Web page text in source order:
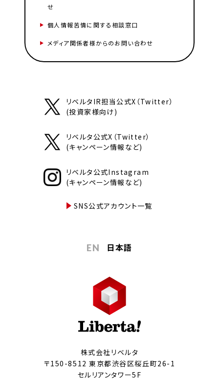
せ
個人情報苦情に関する相談窓口
メディア関係者様からのお問い合わせ
リベルタIR担当公式X（Twitter）
(投資家様向け)
リベルタ公式X（Twitter）
(キャンペーン情報など)
リベルタ公式Instagram
(キャンペーン情報など)
SNS公式アカウント一覧
EN 日本語
株式会社リベルタ
〒150-8512 東京都渋谷区桜丘町26-1
セルリアンタワー5F